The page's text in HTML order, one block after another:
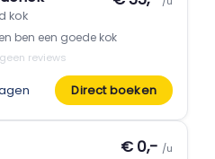
kok
ben een goede kok
reviews
Direct boeken
€ 0,- /u